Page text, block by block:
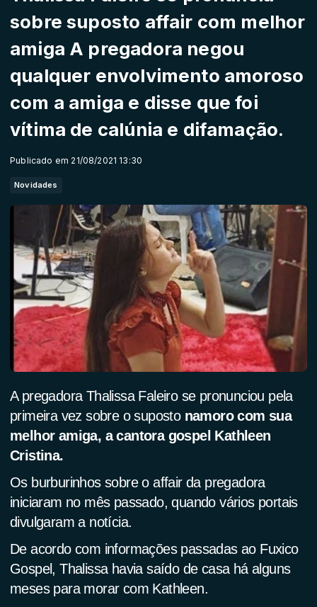
sobre suposto affair com melhor
amiga A pregadora negou
qualquer envolvimento amoroso
com a amiga e disse que foi
vítima de calúnia e difamação.
Publicado em 21/08/2021 13:30
Novidades
A pregadora Thalissa Faleiro se pronunciou pela
primeira vez sobre o supostonamoro com sua
melhor amiga, a cantora gospel Kathleen
Cristina.
Os burburinhos sobre o affair da pregadora
iniciaram no mês passado, quando vários portais
divulgaram a notícia.
De acordo com informações passadas ao Fuxico
Gospel, Thalissa havia saído de casa há alguns
meses para morar com Kathleen.